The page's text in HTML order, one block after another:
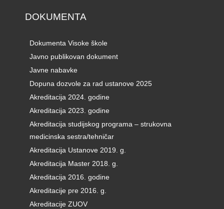
DOKUMENTA
Dokumenta Visoke škole
Javno publikovan dokument
Javne nabavke
Dopuna dozvole za rad ustanove 2025
Akreditacija 2024. godine
Akreditacija 2023. godine
Akreditacija studijskog programa – strukovna
medicinska sestra/tehničar
Akreditacija Ustanove 2019. g.
Akreditacija Master 2018. g.
Akreditacija 2016. godine
Akreditacije pre 2016. g.
Akreditacije ZUOV